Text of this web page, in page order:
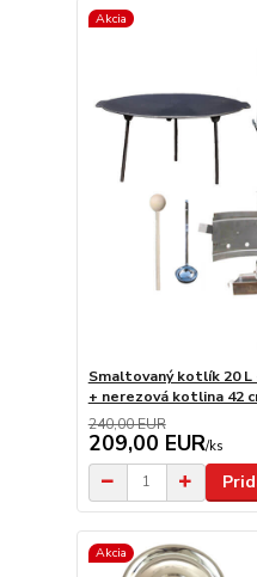
Akcia
Smaltovaný kotlík 20 L
+ nerezová kotlina 42
240,00 EUR
209,00 EUR/ks
Akcia